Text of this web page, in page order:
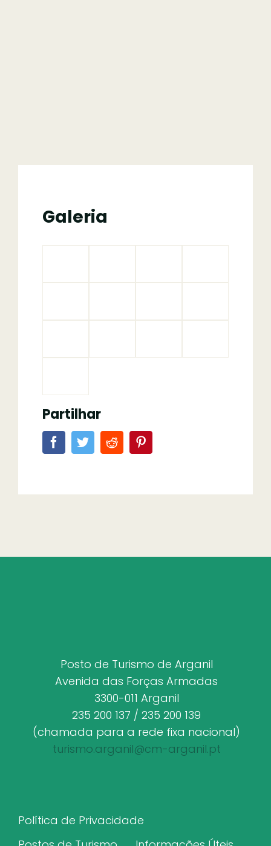
Galeria
Partilhar
Posto de Turismo de Arganil
Avenida das Forças Armadas
3300-011 Arganil
235 200 137 / 235 200 139
(chamada para a rede fixa nacional)
turismo.arganil@cm-arganil.pt
Política de Privacidade